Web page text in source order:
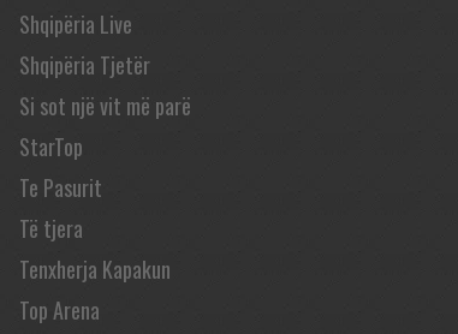
Shqipëria Live
Shqipëria Tjetër
Si sot një vit më parë
StarTop
Te Pasurit
Të tjera
Tenxherja Kapakun
Top Arena